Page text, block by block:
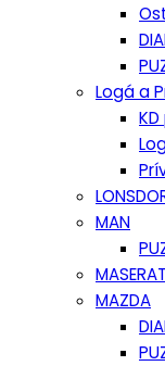
Logá a
MAN
MAZDA